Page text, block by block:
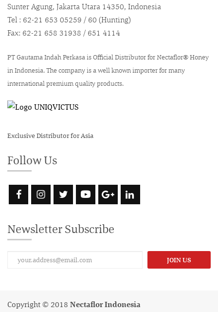
Sunter Agung, Jakarta Utara 14350, Indonesia
Tel : 62-21 653 05259 / 60 (Hunting)
Fax: 62-21 658 31938 / 651 4114
PT Gautama Indah Perkasa is Official Distributor for Nectaflor® Honey
in Indonesia. The company is a well known importer for many
international premium quality products.
Exclusive Distributor for Asia
Follow Us
Newsletter Subscribe
JOIN US
Copyright © 2018 Nectaflor Indonesia